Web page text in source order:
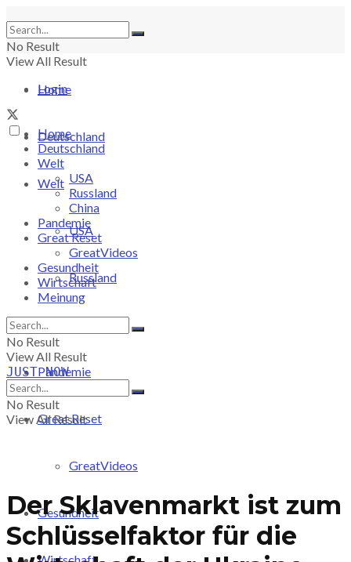
No Result
View All Result
Login
Home
Deutschland
Welt
USA
Russland
Pandemie
Great Reset
GreatVideos
Gesundheit
Home
Deutschland
Welt
USA
Russland
China
Pandemie
Great Reset
GreatVideos
Gesundheit
Wirtschaft
Meinung
No Result
View All Result
JUST-NOW
No Result
View All Result
Der Sklavenmarkt ist zum
Schlüsselfaktor für die